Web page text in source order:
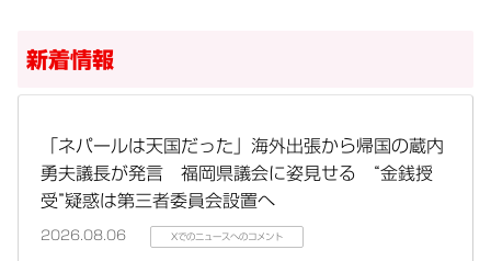
新着情報
「ネパールは天国だった」海外出張から帰国の蔵内
勇夫議長が発言 福岡県議会に姿見せる “金銭授
受”疑惑は第三者委員会設置へ
2026.08.06 Xでのニュースへのコメント